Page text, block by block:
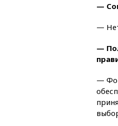
—
—
—
—